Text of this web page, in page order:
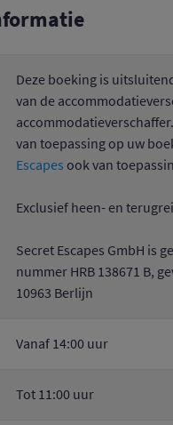
Deze boeking is
van de
accommodatieverschaffer.
van toepassing op uw
Escapes ook van
Exclusief heen- en
Secret Escapes GmbH is
nummer HRB 138671 B,
10963 Berlijn
Vanaf 14:00 uur
Tot 11:00 uur